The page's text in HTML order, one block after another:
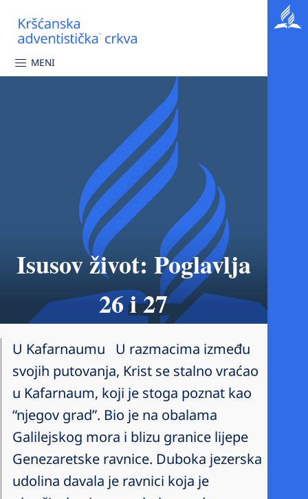
MENI
Isusov život: Poglavlja
26 i 27
U Kafarnaumu U razmacima između
svojih putovanja, Krist se stalno vraćao
u Kafarnaum, koji je stoga poznat kao
“njegov grad”. Bio je na obalama
Galilejskog mora i blizu granice lijepe
Genezaretske ravnice. Duboka jezerska
udolina davala je ravnici koja je